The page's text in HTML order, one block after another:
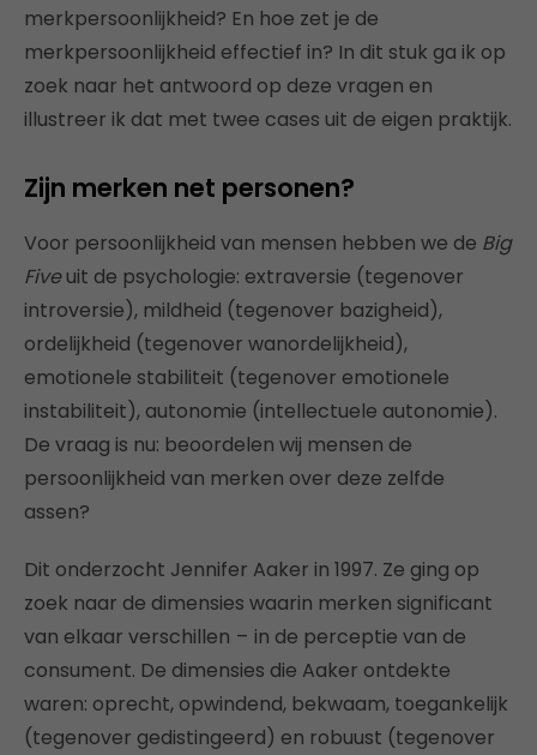
merkpersoonlijkheid? En hoe zet je de
merkpersoonlijkheid effectief in? In dit stuk ga ik op
zoek naar het antwoord op deze vragen en
illustreer ik dat met twee cases uit de eigen praktijk.
Zijn merken net personen?
Voor persoonlijkheid van mensen hebben we de Big
Fiveuit de psychologie: extraversie (tegenover
introversie), mildheid (tegenover bazigheid),
ordelijkheid (tegenover wanordelijkheid),
emotionele stabiliteit (tegenover emotionele
instabiliteit), autonomie (intellectuele autonomie).
De vraag is nu: beoordelen wij mensen de
persoonlijkheid van merken over deze zelfde
assen?
Dit onderzocht Jennifer Aaker in 1997. Ze ging op
zoek naar de dimensies waarin merken significant
van elkaar verschillen – in de perceptie van de
consument. De dimensies die Aaker ontdekte
waren: oprecht, opwindend, bekwaam, toegankelijk
(tegenover gedistingeerd) en robuust (tegenover